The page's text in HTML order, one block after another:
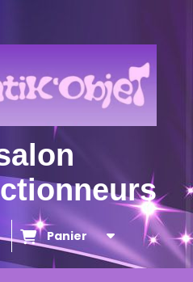
Panier